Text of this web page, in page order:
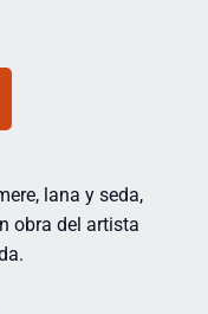
lana y seda,
obra del artista